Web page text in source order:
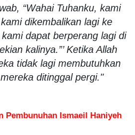
“Wahai Tuhanku, kami
dikembalikan lagi ke
dapat berperang lagi di
kalinya.”’ Ketika Allah
tidak lagi membutuhkan
ditinggal pergi."
Pembunuhan Ismaeil Haniyeh